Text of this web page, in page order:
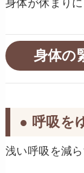
身体が休まりに
身体の
● 呼吸を
浅い呼吸を減